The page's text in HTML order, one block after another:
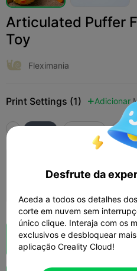
Articulated Puffer
Toy
Fleximania
Print Settings (1)  Adicionar
K2
Fatiamento na Nuvem
Desfrute da
Aceda a todos os detalhes
corte em nuvem sem
único clique. Interaja com os
exclusivos e desbloquear
aplicação Creality Cloud!